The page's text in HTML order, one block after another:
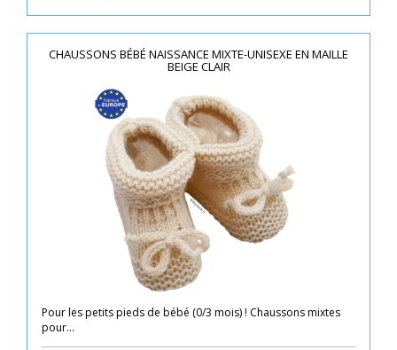
CHAUSSONS BÉBÉ NAISSANCE MIXTE-UNISEXE EN MAILLE
BEIGE CLAIR
Pour les petits pieds de bébé (0/3 mois) ! Chaussons mixtes
pour...